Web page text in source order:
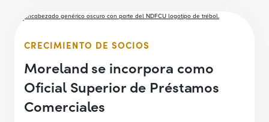
CRECIMIENTO DE SOCIOS
Moreland se incorpora como
Oficial Superior de Préstamos
Comerciales